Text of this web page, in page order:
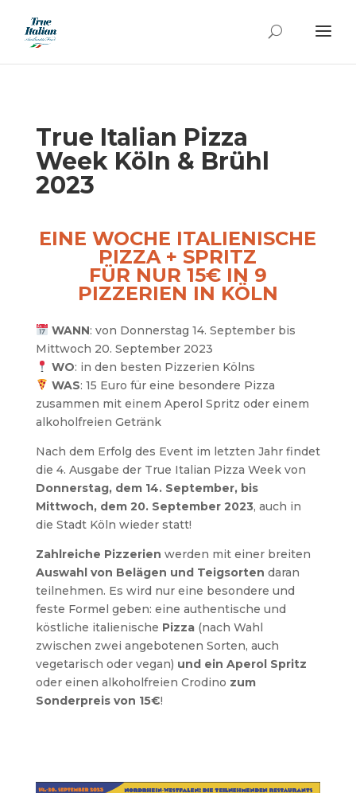
True Italian Pizza
Week Köln & Brühl
2023
EINE WOCHE ITALIENISCHE
PIZZA + SPRITZ
FÜR NUR 15€ IN 9
PIZZERIEN IN KÖLN
WANN: von Donnerstag 14. September bis
Mittwoch 20. September 2023
WO: in den besten Pizzerien Kölns
WAS: 15 Euro für eine besondere Pizza
zusammen mit einem Aperol Spritz oder einem
alkoholfreien Getränk
Nach dem Erfolg des Event im letzten Jahr findet
die 4. Ausgabe der True Italian Pizza Week von
Donnerstag, dem 14. September, bis
Mittwoch, dem 20. September 2023, auch in
die Stadt Köln wieder statt!
Zahlreiche Pizzerien werden mit einer breiten
Auswahl von Belägen und Teigsorten daran
teilnehmen. Es wird nur eine besondere und
feste Formel geben: eine authentische und
köstliche italienische Pizza(nach Wahl
zwischen zwei angebotenen Sorten, auch
vegetarisch oder vegan) und ein Aperol Spritz
oder einen alkoholfreien Crodino zum
Sonderpreis von 15€!